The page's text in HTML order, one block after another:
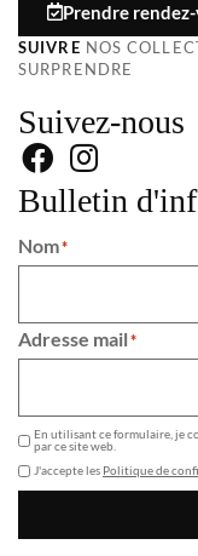
Prendre
SUIVRE NOS
SURPRENDRE
Suivez-nous
Bulletin
Nom*
Adresse mail*
En utilisant ce formulaire, je
par ce site web.
J'accepte les Politique de